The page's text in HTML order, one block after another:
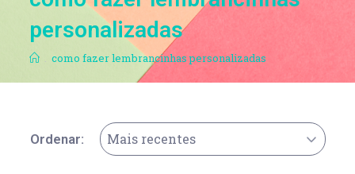
personalizadas
. como fazer lembrancinhas personalizadas
Ordenar: Mais recentes